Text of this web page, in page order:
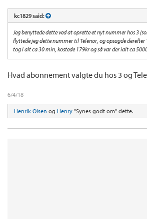
kc1829 said:
Jeg benyttede dette ved at oprette et nyt nummer hos 3
flyttede jeg dette nummer til Telenor, og opsagde
tog i alt ca 30 min, kostede 179kr og så var der ialt ca
Hvad abonnement valgte du hos 3 og
6/4/18
Henrik Olsen og Henry "Synes godt om" dette.